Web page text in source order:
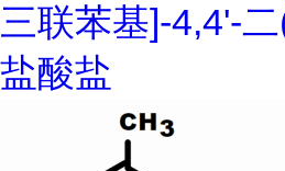
三联苯基]-4,4'-
盐酸盐